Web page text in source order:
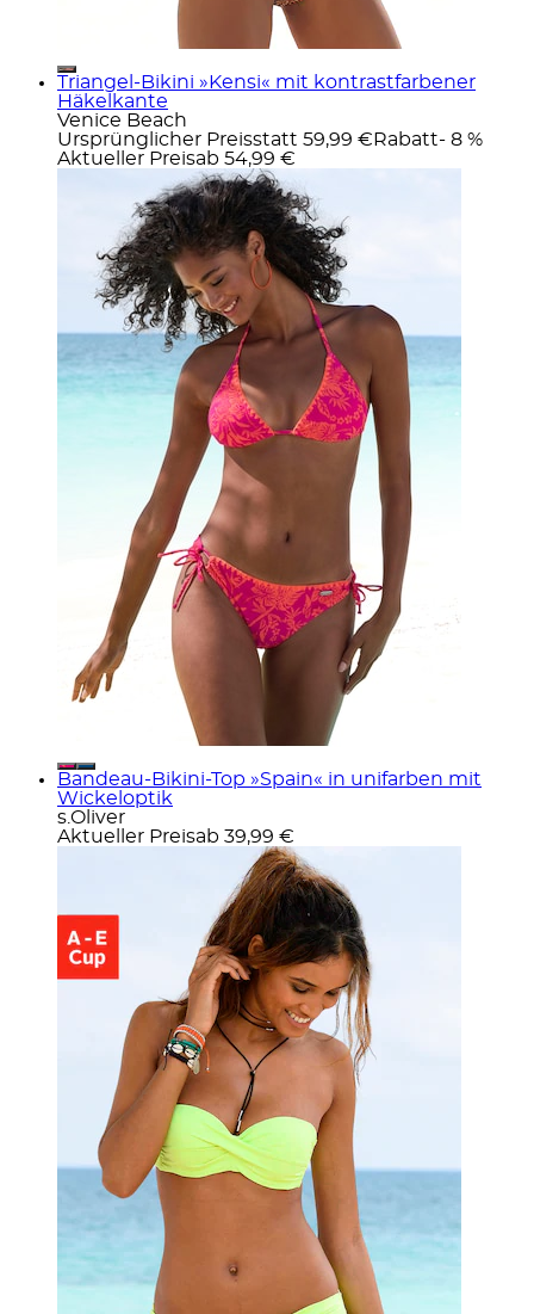
Triangel-Bikini »Kensi« mit kontrastfarbener
Häkelkante
Venice Beach
Ursprünglicher Preisstatt 59,99 € Rabatt- 8 %
Aktueller Preisab 54,99 €
Bandeau-Bikini-Top »Spain« in unifarben mit
Wickeloptik
s.Oliver
Aktueller Preisab 39,99 €